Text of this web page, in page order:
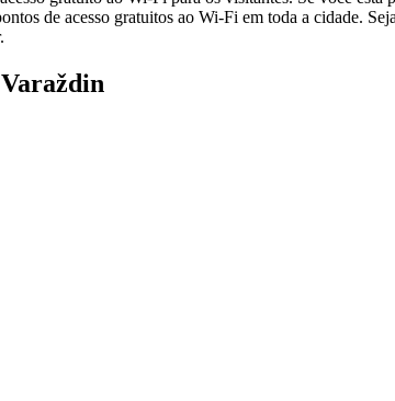
de acesso gratuitos ao Wi-Fi em toda a cidade.